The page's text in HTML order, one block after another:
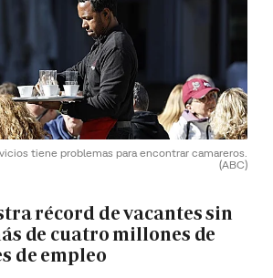
tiene problemas para encontrar camareros.
(ABC)
récord de vacantes sin
de cuatro millones de
de empleo